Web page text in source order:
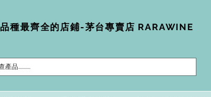
種最齊全的店鋪-茅台專賣店 RARAWINE